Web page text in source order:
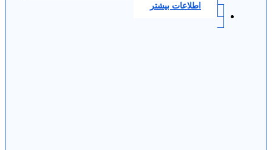
اطلاعات بیشتر